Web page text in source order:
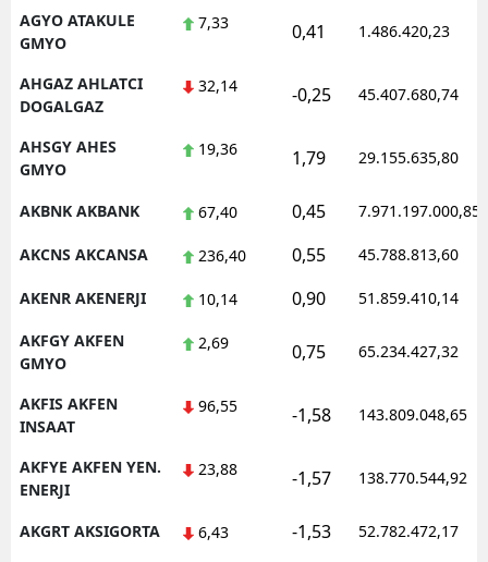
AGYO ATAKULE
GMYO
7,33 0,41 1.486.420,23
AHGAZ AHLATCI
DOGALGAZ
32,14 -0,25 45.407.680,74
AHSGY AHES
GMYO
19,36 1,79 29.155.635,80
AKBNK AKBANK 67,40 0,45 7.971.197.000,85
AKCNS AKCANSA 236,40 0,55 45.788.813,60
AKENR AKENERJI 10,14 0,90 51.859.410,14
AKFGY AKFEN
GMYO
2,69 0,75 65.234.427,32
AKFIS AKFEN
INSAAT
96,55 -1,58 143.809.048,65
AKFYE AKFEN YEN.
ENERJI
23,88 -1,57 138.770.544,92
AKGRT AKSIGORTA 6,43 -1,53 52.782.472,17